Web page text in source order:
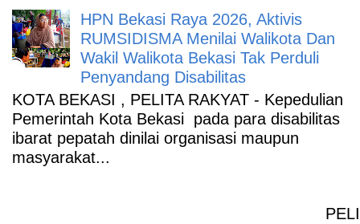
HPN Bekasi Raya 2026, Aktivis
RUMSIDISMA Menilai Walikota Dan
Wakil Walikota Bekasi Tak Perduli
Penyandang Disabilitas
KOTA BEKASI , PELITA RAKYAT - Kepedulian
Pemerintah Kota Bekasi pada para disabilitas
ibarat pepatah dinilai organisasi maupun
masyarakat...